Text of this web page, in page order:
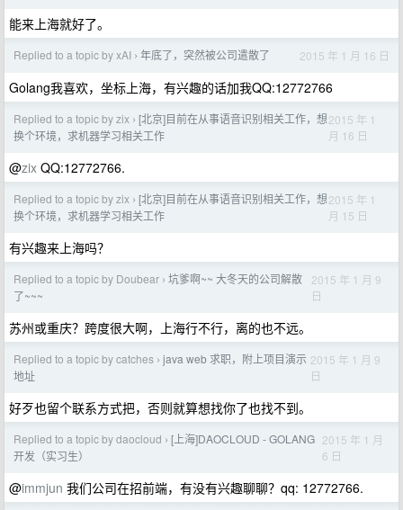
能来上海就好了。
Replied to a topic by xAI › 年底了，突然被公司遣散了 2015 年 1 月 16 日
Golang我喜欢，坐标上海，有兴趣的话加我QQ:12772766
Replied to a topic by zix › [北京]目前在从事语音识别相关工作，想
换个环境，求机器学习相关工作
2015 年 1
月 16 日
@zix QQ:12772766.
Replied to a topic by zix › [北京]目前在从事语音识别相关工作，想
换个环境，求机器学习相关工作
2015 年 1
月 15 日
有兴趣来上海吗？
Replied to a topic by Doubear › 坑爹啊~~ 大冬天的公司解散
了~~~
2015 年 1 月 9
日
苏州或重庆？跨度很大啊，上海行不行，离的也不远。
Replied to a topic by catches › java web 求职，附上项目演示
地址
2015 年 1 月 9
日
好歹也留个联系方式把，否则就算想找你了也找不到。
Replied to a topic by daocloud › [上海]DAOCLOUD - GOLANG
开发（实习生）
2015 年 1 月
6 日
@immjun 我们公司在招前端，有没有兴趣聊聊？qq: 12772766.